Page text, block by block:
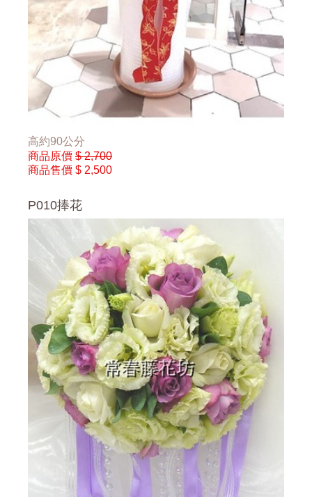
高約90公分
商品原價 $ 2,700
商品售價 $ 2,500
P010捧花